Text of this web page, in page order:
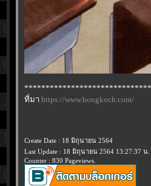
ที่มา https://www.bongkoch.com/
Create Date : 18 มิถุนายน 2564
Last Update : 18 มิถุนายน 2564 13:27:37 น.
Counter : 830 Pageviews.